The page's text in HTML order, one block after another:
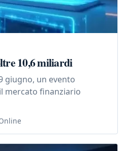
10,6 miliardi
giugno, un evento
mercato finanziario